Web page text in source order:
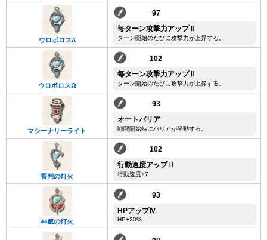
ウロボロスΛ
97
毎ターン攻撃力アップⅡ
ターン開始のたびに攻撃力が上昇する。
ウロボロスΩ
102
毎ターン攻撃力アップⅡ
ターン開始のたびに攻撃力が上昇する。
マシーナリーライト
93
オートバリア
戦闘開始時にバリアが発動する。
審判の灯火
102
行動速度アップⅡ
行動速度+7
神威の灯火
93
HPアップⅣ
HP+20%